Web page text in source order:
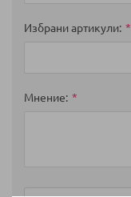
Избрани артикули
Мнение